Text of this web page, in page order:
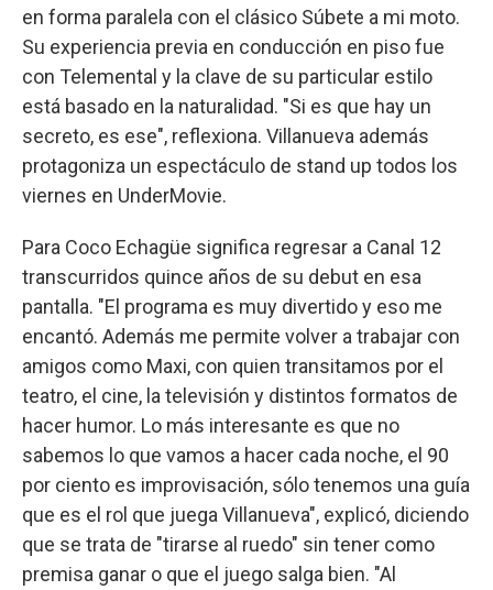
en forma paralela con el clásico Súbete a mi moto.
Su experiencia previa en conducción en piso fue
con Telemental y la clave de su particular estilo
está basado en la naturalidad. "Si es que hay un
secreto, es ese", reflexiona. Villanueva además
protagoniza un espectáculo de stand up todos los
viernes en UnderMovie.
Para Coco Echagüe significa regresar a Canal 12
transcurridos quince años de su debut en esa
pantalla. "El programa es muy divertido y eso me
encantó. Además me permite volver a trabajar con
amigos como Maxi, con quien transitamos por el
teatro, el cine, la televisión y distintos formatos de
hacer humor. Lo más interesante es que no
sabemos lo que vamos a hacer cada noche, el 90
por ciento es improvisación, sólo tenemos una guía
que es el rol que juega Villanueva", explicó, diciendo
que se trata de "tirarse al ruedo" sin tener como
premisa ganar o que el juego salga bien. "Al